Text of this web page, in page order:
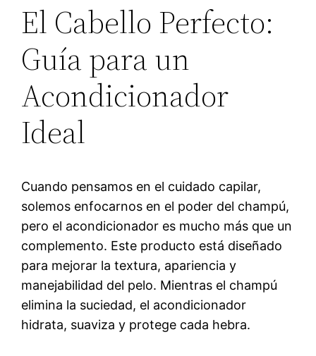
El Cabello Perfecto:
Guía para un
Acondicionador
Ideal
Cuando pensamos en el cuidado capilar,
solemos enfocarnos en el poder del champú,
pero el acondicionador es mucho más que un
complemento. Este producto está diseñado
para mejorar la textura, apariencia y
manejabilidad del pelo. Mientras el champú
elimina la suciedad, el acondicionador
hidrata, suaviza y protege cada hebra.